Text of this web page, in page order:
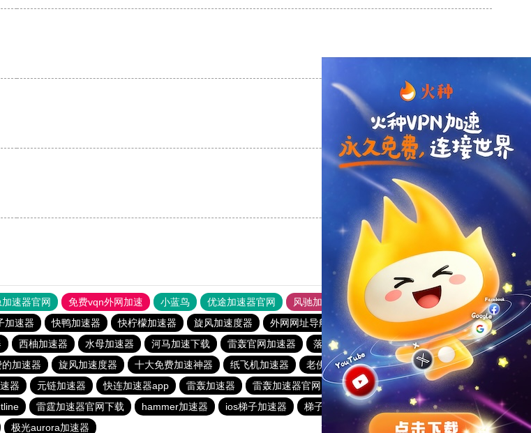
支持 [0] 反对 [0]
支持
速器官网 免费vqn外网加速 小蓝鸟 优途加速器官网 风驰加速器
旋风加速器
加速器 快鸭加速器 快柠檬加速器 旋风加速度器 外网网址导航 软件中心 雷霆加速
狂飙加速器
西柚加速器 水母加速器 河马加速下载 雷轰官网加速器 落地机 快柠檬 旋风加速度器
outline
加速器 旋风加速度器 十大免费加速神器 纸飞机加速器 老佛爷加速器
免费vqn加速下载
器 元链加速器 快连加速器app 雷轰加速器 雷轰加速器官网 每天试用一小时加速器
酷通加速器
雷霆加速器官网下载 hammer加速器 ios梯子加速器
梯子加速器app免费永久
极光aurora加速器